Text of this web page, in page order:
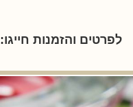
לפרטים והזמנות חייגו:08-915-0139